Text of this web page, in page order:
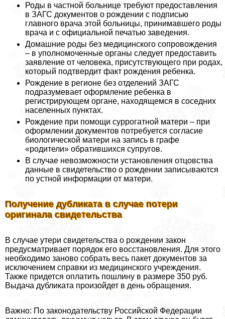
Роды в частной больнице требуют предоставления
в ЗАГС документов о рождении с подписью
главного врача этой больницы, принимавшего роды
врача и с официальной печатью заведения.
Домашние роды без медицинского сопровождения
– в уполномоченные органы следует предоставить
заявление от человека, присутствующего при родах,
который подтвердит факт рождения ребенка.
Рождение в регионе без отделений ЗАГС
подразумевает оформление ребенка в
регистрирующем органе, находящемся в соседних
населенных пунктах.
Рождение при помощи суррогатной матери – при
оформлении документов потребуется согласие
биологической матери на запись в графе
«родители» обратившихся супругов.
В случае невозможности установления отцовства
данные в свидетельство о рождении записываются
по устной информации от матери.
Получение дубликата в случае потери
оригинала свидетельства
В случае утери свидетельства о рождении закон
предусматривает порядок его восстановления. Для этого
необходимо заново собрать весь пакет документов за
исключением справки из медицинского учреждения.
Также придется оплатить пошлину в размере 350 руб.
Выдача дубликата произойдет в день обращения.
Важно: По законодательству Российской Федерации